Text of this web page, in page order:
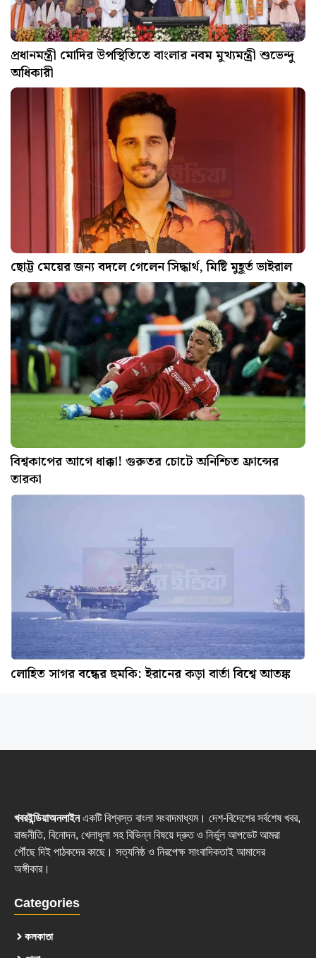
প্রধানমন্ত্রী মোদির উপস্থিতিতে বাংলার নবম মুখ্যমন্ত্রী শুভেন্দু
অধিকারী
ছোট্ট মেয়ের জন্য বদলে গেলেন সিদ্ধার্থ, মিষ্টি মুহূর্ত ভাইরাল
বিশ্বকাপের আগে ধাক্কা! গুরুতর চোটে অনিশ্চিত ফ্রান্সের
তারকা
লোহিত সাগর বন্ধের হুমকি: ইরানের কড়া বার্তা বিশ্বে আতঙ্ক
খবরইন্ডিয়াঅনলাইনএকটি বিশ্বস্ত বাংলা সংবাদমাধ্যম। দেশ-বিদেশের সর্বশেষ খবর,
রাজনীতি, বিনোদন, খেলাধুলা সহ বিভিন্ন বিষয়ে দ্রুত ও নির্ভুল আপডেট আমরা
পৌঁছে দিই পাঠকদের কাছে। সত্যনিষ্ঠ ও নিরপেক্ষ সাংবাদিকতাই আমাদের
অঙ্গীকার।
Categories
কলকাতা